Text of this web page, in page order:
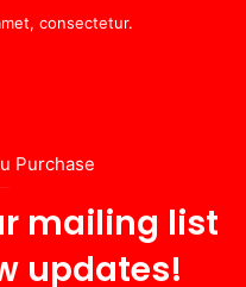
consectetur.
Purchase
mailing list
updates!